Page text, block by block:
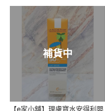
補貨中
【e家小舖】理膚寶水安得利嬰